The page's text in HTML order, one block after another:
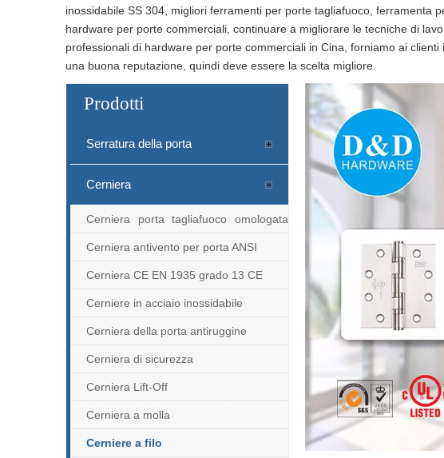
inossidabile SS 304, migliori ferramenti per porte tagliafuoco, ferramenta
hardware per porte commerciali, continuare a migliorare le tecniche di
professionali di hardware per porte commerciali in Cina, forniamo ai
una buona reputazione, quindi deve essere la scelta migliore.
Prodotti
Serratura della porta
Cerniera
Cerniera porta tagliafuoco omologata
UL
Cerniera antivento per porta ANSI
Cerniera CE EN 1935 grado 13 CE
Cerniere in acciaio inossidabile
Cerniera della porta antiruggine
Cerniera di sicurezza
Cerniera Lift-Off
Cerniera a molla
Cerniere a filo